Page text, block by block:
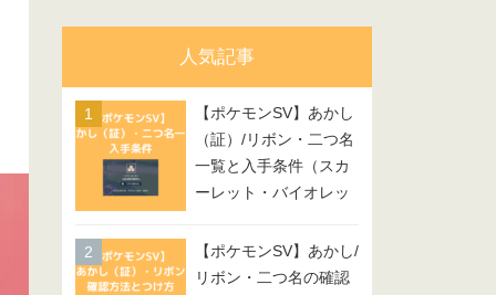
人気記事
【ポケモンSV】あかし
（証）/リボン・二つ名
一覧と入手条件（スカ
ーレット・バイオレッ
【ポケモンSV】あかし/
リボン・二つ名の確認